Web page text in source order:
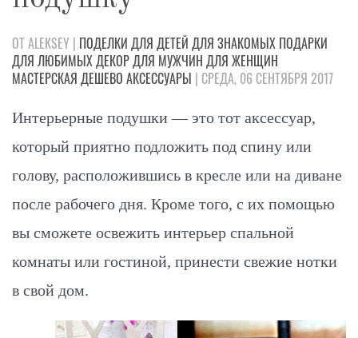
ОТ ALEKSEY | ПОДЕЛКИ ДЛЯ ДЕТЕЙ ДЛЯ ЗНАКОМЫХ ПОДАРКИ
ДЛЯ ЛЮБИМЫХДЕКОРДЛЯ МУЖЧИН ДЛЯ ЖЕНЩИН
МАСТЕРСКАЯ ДЕШЕВО АКСЕССУАРЫ | СРЕДА, 06 СЕНТЯБРЯ 2017
Интерьерные подушки — это тот аксессуар,
который приятно подложить под спину или
голову, расположившись в кресле или на диване
после рабочего дня. Кроме того, с их помощью
вы сможете освежить интерьер спальной
комнаты или гостиной, принести свежие нотки
в свой дом.